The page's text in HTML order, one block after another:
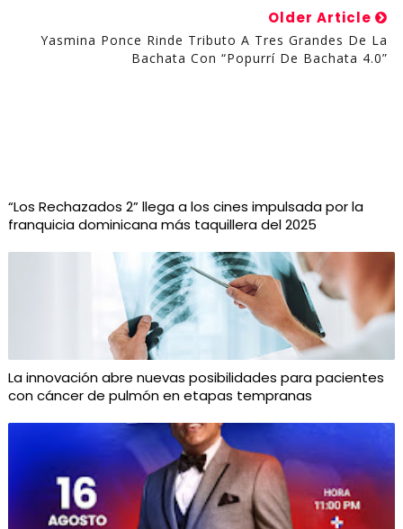
Older Article
Yasmina Ponce Rinde Tributo A Tres Grandes De La
Bachata Con “Popurrí De Bachata 4.0”
“Los Rechazados 2” llega a los cines impulsada por la
franquicia dominicana más taquillera del 2025
La innovación abre nuevas posibilidades para pacientes
con cáncer de pulmón en etapas tempranas